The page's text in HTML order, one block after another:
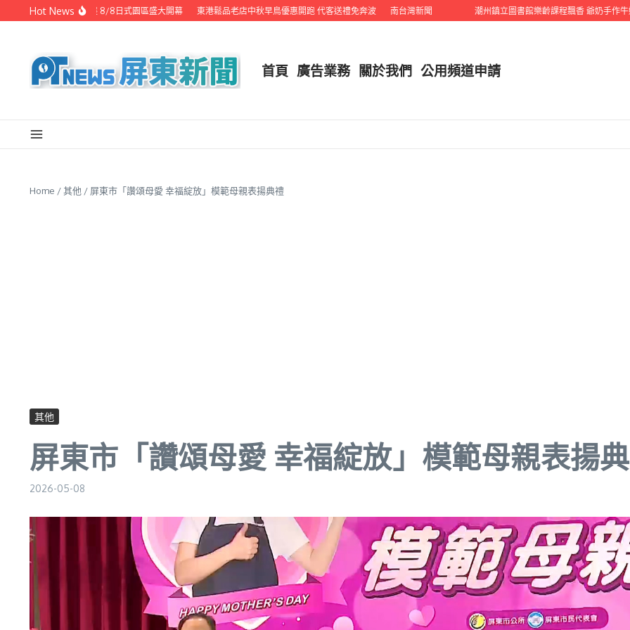
Skip to content
Hot News
州之美職人攝影展 8/8日式園區盛大開幕 東港鬆品老店中秋早鳥優惠開跑 代客送禮免奔波 南台灣新聞 潮州鎮立圖書館樂齡課程飄香 爺奶手作牛奶雞
首頁 廣告業務 關於我們 公用頻道申請
Home /其他 / 屏東市「讚頌母愛 幸福綻放」模範母親表揚典禮
其他
屏東市「讚頌母愛 幸福綻放」模範母親表揚
2026-05-08